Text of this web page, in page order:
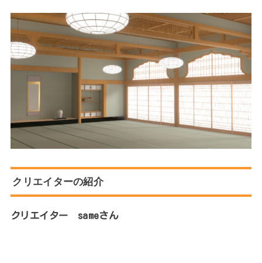
クリエイターの紹介
クリエイター sameさん